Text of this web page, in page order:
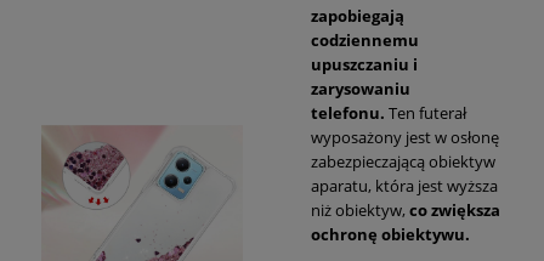
zapobiegają
codziennemu
upuszczaniu i
zarysowaniu
telefonu. Ten futerał
wyposażony jest w osłonę
zabezpieczającą obiektyw
aparatu, która jest wyższa
niż obiektyw, co zwiększa
ochronę obiektywu.